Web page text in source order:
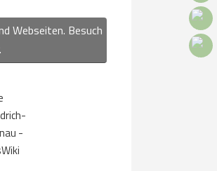
Webseiten. Besuch
-